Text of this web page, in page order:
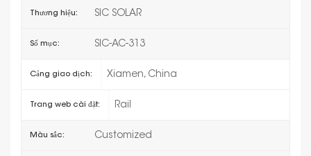
Thương hiệu: SIC SOLAR
Số mục: SIC-AC-313
Cảng giao dịch: Xiamen, China
Trang web cài đặt: Rail
Màu sắc: Customized